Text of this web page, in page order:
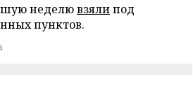
неделювзялипод
пунктов.